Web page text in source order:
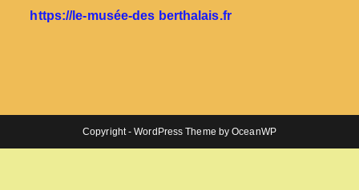
https://le-musée-des berthalais.fr
Copyright - WordPress Theme by OceanWP